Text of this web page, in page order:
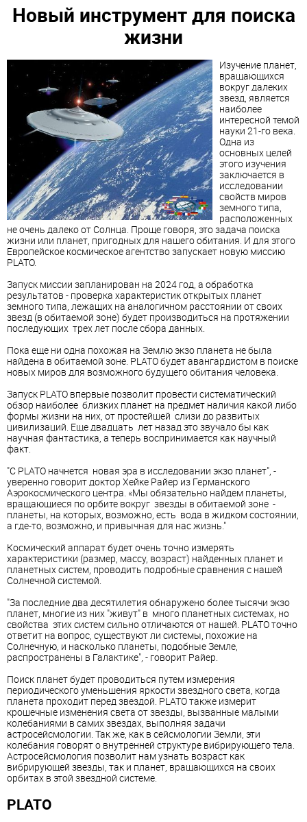
Новый инструмент для поиска
жизни
Изучение планет,
вращающихся
вокруг далеких
звезд, является
наиболее
интересной темой
науки 21-го века.
Одна из
основных целей
этого изучения
заключается в
исследовании
свойств миров
земного типа,
расположенных
не очень далеко от Солнца. Проще говоря, это задача поиска
жизни или планет, пригодных для нашего обитания. И для этого
Европейское космическое агентство запускает новую миссию
PLATO.
Запуск миссии запланирован на 2024 год, а обработка
результатов - проверка характеристик открытых планет
земного типа, лежащих на аналогичном расстоянии от своих
звезд (в обитаемой зоне) будет производиться на протяжении
последующих трех лет после сбора данных.
Пока еще ни одна похожая на Землю экзо планета не была
найдена в обитаемой зоне. PLATO будет авангардистом в поиске
новых миров для возможного будущего обитания человека.
Запуск PLATO впервые позволит провести систематический
обзор наиболее близких планет на предмет наличия какой либо
формы жизни на них, от простейшей слизи до развитых
цивилизаций. Еще двадцать лет назад это звучало бы как
научная фантастика, а теперь воспринимается как научный
факт.
"С PLATO начнется новая эра в исследовании экзо планет", -
уверенно говорит доктор Хейке Райер из Германского
Аэрокосмического центра. «Мы обязательно найдем планеты,
вращающиеся по орбите вокруг звезды в обитаемой зоне -
планеты, на которых, возможно, есть вода в жидком состоянии,
а где-то, возможно, и привычная для нас жизнь."
Космический аппарат будет очень точно измерять
характеристики (размер, массу, возраст) найденных планет и
планетных систем, проводить подробные сравнения с нашей
Солнечной системой.
"За последние два десятилетия обнаружено более тысячи экзо
планет, многие из них "живут" в много планетных системах, но
свойства этих систем сильно отличаются от нашей. PLATO точно
ответит на вопрос, существуют ли системы, похожие на
Солнечную, и насколько планеты, подобные Земле,
распространены в Галактике", - говорит Райер.
Поиск планет будет проводиться путем измерения
периодического уменьшения яркости звездного света, когда
планета проходит перед звездой. PLATO также измерит
крошечные изменения света от звезды, вызванные малыми
колебаниями в самих звездах, выполняя задачи
астросейсмологии. Так же, как в сейсмологии Земли, эти
колебания говорят о внутренней структуре вибрирующего тела.
Астросейсмология позволит нам узнать возраст как
вибрирующей звезды, так и планет, вращающихся на своих
орбитах в этой звездной системе.
PLATO